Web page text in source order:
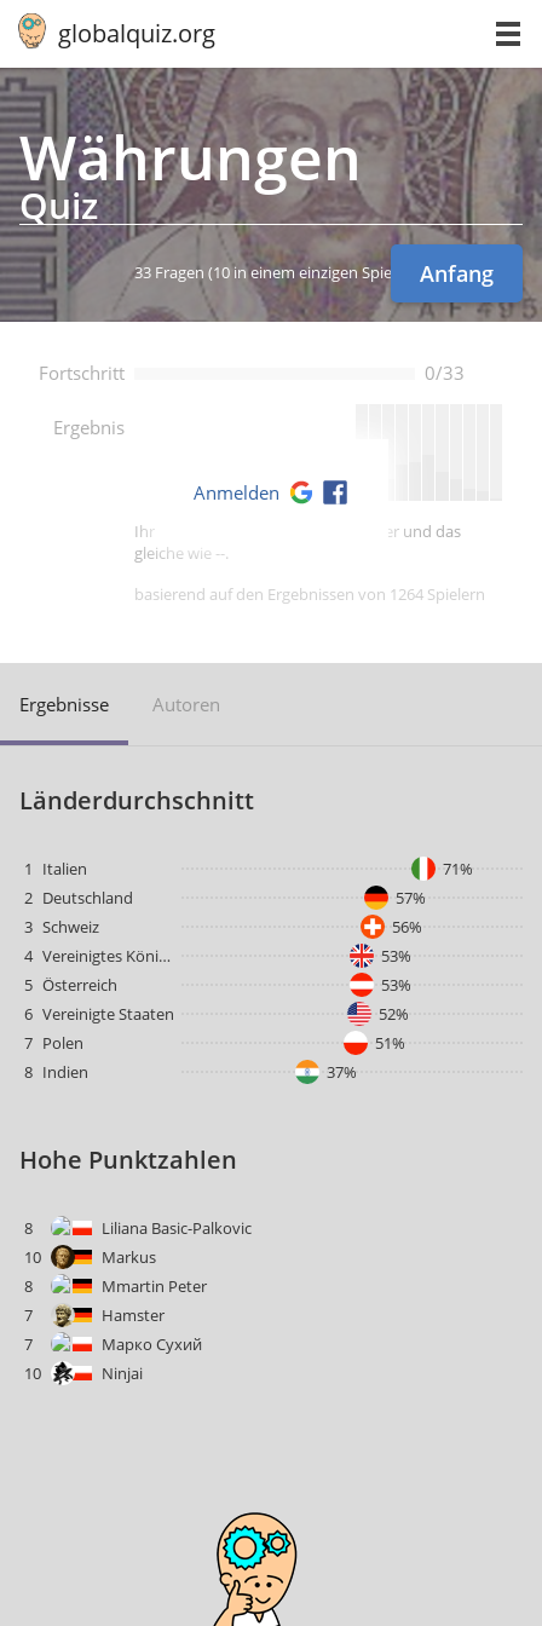
globalquiz.org
Wäh­run­gen
Quiz
33 Fragen (10 in einem einzigen Spiel) Anfang
Fortschritt 0/33
Ergebnis
Ihre Punktzahl ist besser als -- Spieler und das
gleiche wie --.
basierend auf den Ergebnissen von 1264 Spielern
Anmelden
Ergebnisse Autoren
Länderdurchschnitt
1 Italien
71%
2 Deutschland
57%
3 Schweiz
56%
4
Vereinigtes Königreich
53%
5 Österreich
53%
6 Vereinigte Staaten
52%
7 Polen
51%
8 Indien 37%
Hohe Punktzahlen
8
Liliana Basic-Palkovic
10
Markus
8
Mmartin Peter
7
Hamster
7
Марко Сухий
10
Ninjai